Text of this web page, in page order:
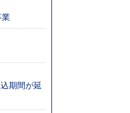
業
期間が延